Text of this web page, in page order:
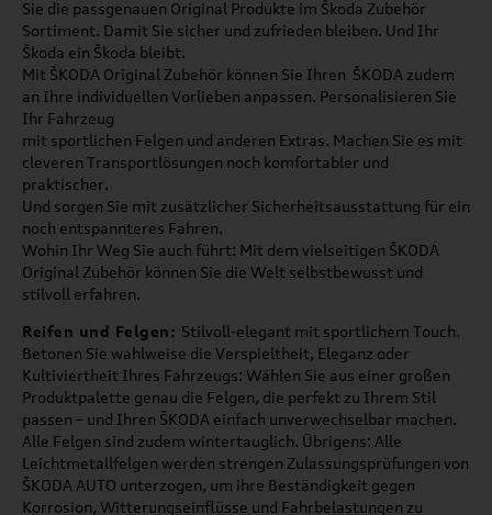
Sie die passgenauen Original Produkte im Škoda Zubehör
Sortiment. Damit Sie sicher und zufrieden bleiben. Und Ihr
Škoda ein Škoda bleibt.
Mit ŠKODA Original Zubehör können Sie Ihren ŠKODA zudem
an Ihre individuellen Vorlieben anpassen. Personalisieren Sie
Ihr Fahrzeug
mit sportlichen Felgen und anderen Extras. Machen Sie es mit
cleveren Transportlösungen noch komfortabler und
praktischer.
Und sorgen Sie mit zusätzlicher Sicherheitsausstattung für ein
noch entspannteres Fahren.
Wohin Ihr Weg Sie auch führt: Mit dem vielseitigen ŠKODA
Original Zubehör können Sie die Welt selbstbewusst und
stilvoll erfahren.
Reifen und Felgen: Stilvoll-elegant mit sportlichem Touch.
Betonen Sie wahlweise die Verspieltheit, Eleganz oder
Kultiviertheit Ihres Fahrzeugs: Wählen Sie aus einer großen
Produktpalette genau die Felgen, die perfekt zu Ihrem Stil
passen – und Ihren ŠKODA einfach unverwechselbar machen.
Alle Felgen sind zudem wintertauglich. Übrigens: Alle
Leichtmetallfelgen werden strengen Zulassungsprüfungen von
ŠKODA AUTO unterzogen, um ihre Beständigkeit gegen
Korrosion, Witterungseinflüsse und Fahrbelastungen zu